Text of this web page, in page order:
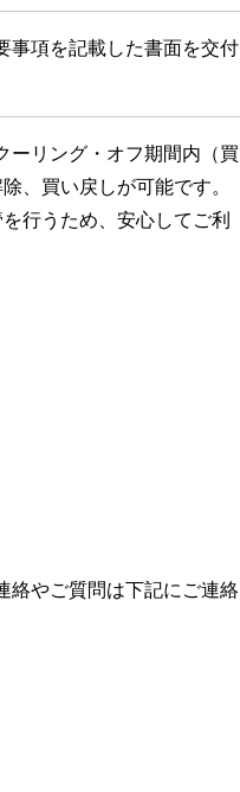
事項を記載した書面を交付
ーリング・オフ期間内（買
、買い戻しが可能です。
行うため、安心してご利
絡やご質問は下記にご連絡